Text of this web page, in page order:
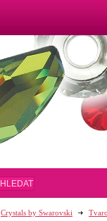
Crystals by Swarovski
HLEDAT